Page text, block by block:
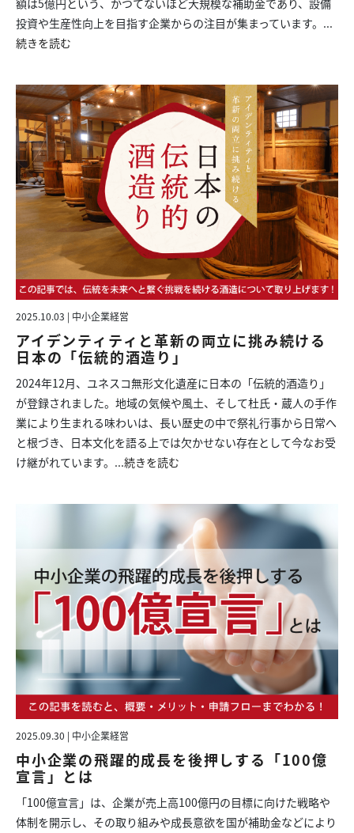
額は5億円という、かつてないほど大規模な補助金であり、設備
投資や生産性向上を目指す企業からの注目が集まっています。...
続きを読む
2025.10.03 | 中小企業経営
アイデンティティと革新の両立に挑み続ける
日本の「伝統的酒造り」
2024年12月、ユネスコ無形文化遺産に日本の「伝統的酒造り」
が登録されました。地域の気候や風土、そして杜氏・蔵人の手作
業により生まれる味わいは、長い歴史の中で祭礼行事から日常へ
と根づき、日本文化を語る上では欠かせない存在として今なお受
け継がれています。...続きを読む
2025.09.30 | 中小企業経営
中小企業の飛躍的成長を後押しする「100億
宣言」とは
「100億宣言」は、企業が売上高100億円の目標に向けた戦略や
体制を開示し、その取り組みや成長意欲を国が補助金などにより